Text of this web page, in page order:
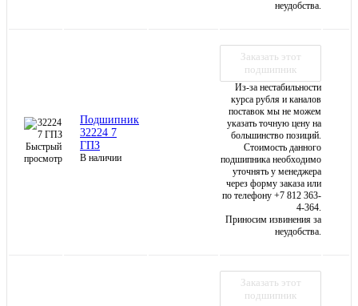
неудобства.
Быстрый
просмотр
Подшипник
32224 7
ГПЗ
В наличии
Заказать этот
подшипник
Из-за нестабильности
курса рубля и каналов
поставок мы не можем
указать точную цену на
большинство позиций.
Стоимость данного
подшипника необходимо
уточнять у менеджера
через форму заказа или
по телефону +7 812 363-
4-364.
Приносим извинения за
неудобства.
Заказать этот
подшипник